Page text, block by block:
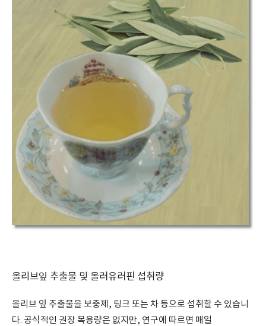
올리브잎 추출물 및 올러유러핀 섭취량
올리브 잎 추출물을 보충제, 팅크 또는 차 등으로 섭취할 수 있습니
다. 공식적인 권장 복용량은 없지만, 연구에 따르면 매일